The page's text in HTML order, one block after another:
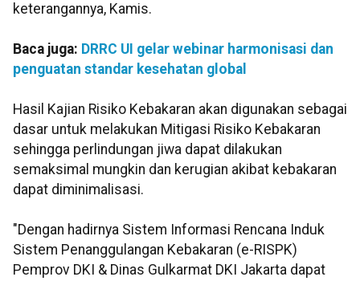
keterangannya, Kamis.
Baca juga: DRRC UI gelar webinar harmonisasi dan
penguatan standar kesehatan global
Hasil Kajian Risiko Kebakaran akan digunakan sebagai
dasar untuk melakukan Mitigasi Risiko Kebakaran
sehingga perlindungan jiwa dapat dilakukan
semaksimal mungkin dan kerugian akibat kebakaran
dapat diminimalisasi.
"Dengan hadirnya Sistem Informasi Rencana Induk
Sistem Penanggulangan Kebakaran (e-RISPK)
Pemprov DKI & Dinas Gulkarmat DKI Jakarta dapat